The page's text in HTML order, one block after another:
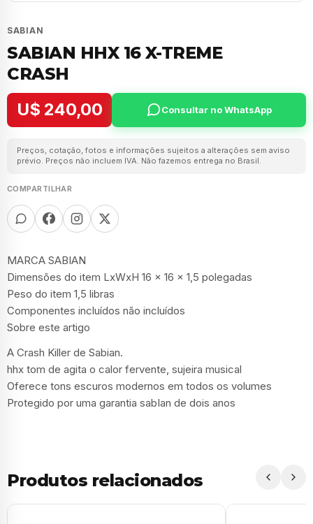
SABIAN
SABIAN HHX 16 X-TREME
CRASH
U$ 240,00
Consultar no WhatsApp
Preços, cotação, fotos e informações sujeitos a alterações sem aviso
prévio. Preços não incluem IVA. Não fazemos entrega no Brasil.
COMPARTILHAR
MARCA SABIAN
Dimensões do item LxWxH 16 x 16 x 1,5 polegadas
Peso do item 1,5 libras
Componentes incluídos não incluídos
Sobre este artigo
A Crash Killer de Sabian.
hhx tom de agita o calor fervente, sujeira musical
Oferece tons escuros modernos em todos os volumes
Protegido por uma garantia sabIan de dois anos
Produtos relacionados